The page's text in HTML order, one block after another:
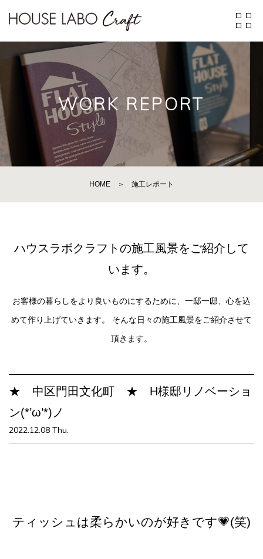
WORK REPORT
HOME ＞ 施工レポート
ハウスラボクラフトの施工風景をご紹介して
います。
お客様の暮らしをより良いものにするために、一邸一邸、心を込
めて作り上げていきます。
そんな日々の施工風景をご紹介させて
頂きます。
★ 中区門田文化町 ★ H様邸リノベーショ
ン(*’ω’*)ノ
2022.12.08 Thu.
ティッシュは柔らかいのが好きです💗(笑)